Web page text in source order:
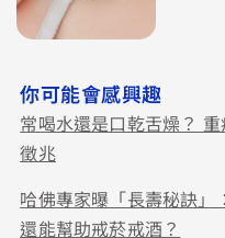
你可能會感興趣
常喝水還是口乾舌燥？ 重
徵兆
哈佛專家曝「長壽秘訣」
還能幫助戒菸戒酒？